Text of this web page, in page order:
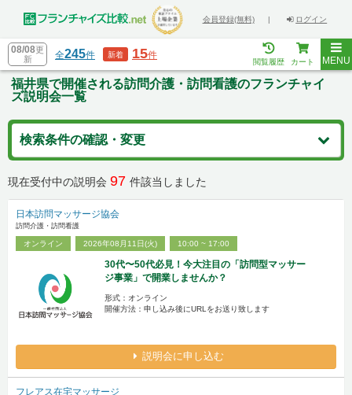
会員登録(無料) | ログイン
08/08更
新
全245件 新着 15件
閲覧履歴 カート MENU
福井県で開催される訪問介護・訪問看護のフランチャイ
ズ説明会一覧
検索条件の確認・変更
現在受付中の説明会 97 件該当しました
日本訪問マッサージ協会
訪問介護・訪問看護
オンライン 2026年08月11日(火) 10:00 ~ 17:00
30代〜50代必見！今大注目の「訪問型マッサー
ジ事業」で開業しませんか？
形式：オンライン
開催方法：申し込み後にURLをお送り致します
説明会に申し込む
フレアス在宅マッサージ